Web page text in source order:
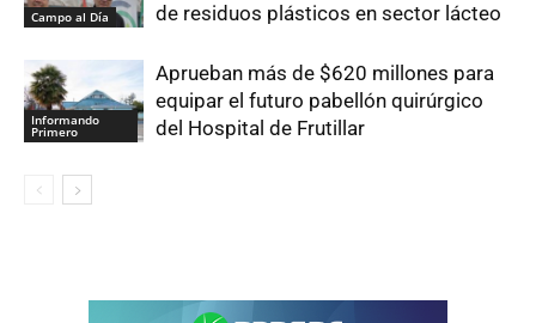
Campo al Día
de residuos plásticos en sector lácteo
Informando
Primero
Aprueban más de $620 millones para
equipar el futuro pabellón quirúrgico
del Hospital de Frutillar